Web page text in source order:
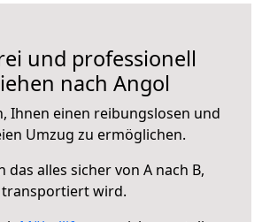
und professionell
nach Angol
Ihnen einen reibungslosen und
Umzug zu ermöglichen.
das alles sicher von A nach B,
transportiert wird.